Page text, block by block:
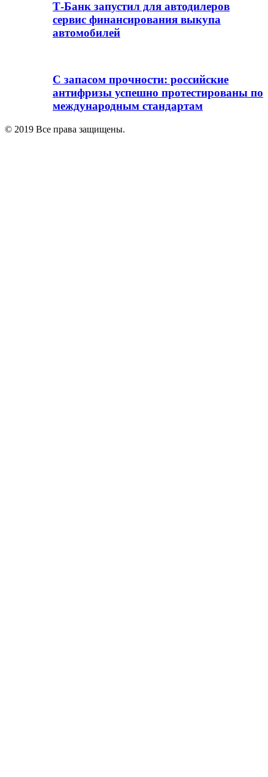
Т-Банк запустил для автодилеров
сервис финансирования выкупа
автомобилей
С запасом прочности: российские
антифризы успешно протестированы по
международным стандартам
© 2019 Все права защищены.